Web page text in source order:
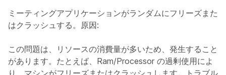
ミーティングアプリケーションがランダムにフリーズまた
はクラッシュする 。原因:
この問題は、リソースの消費量が多いため、発生すること
があります。たとえば、Ram/Processor の過剰使用によ
り、マシンがフリーズまたはクラッシュします。トラブル